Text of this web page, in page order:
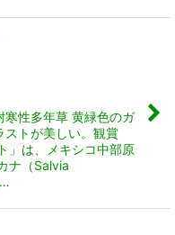
寒性多年草 黄緑色のガ
ストが美しい。観賞
」は、メキシコ中部原
ナ（Salvia